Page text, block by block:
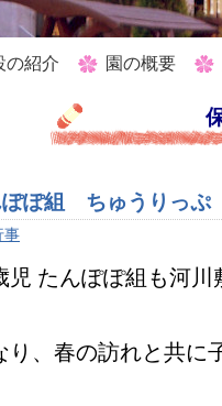
の紹介 園の概要
ぽぽ組 ちゅうりっぷ
事
児 たんぽぽ組も河
り、春の訪れと共に